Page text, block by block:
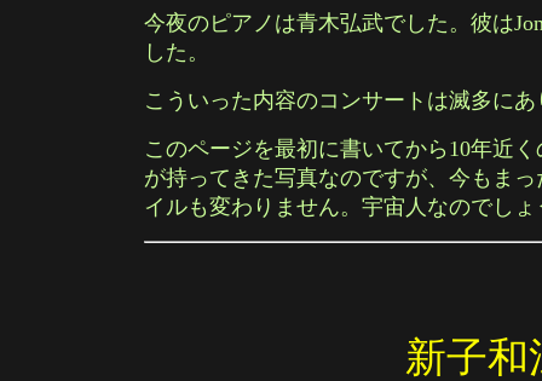
今夜のピアノは青木弘武でした。彼は
した。
こういった内容のコンサートは滅多に
このページを最初に書いてから10年近
が持ってきた写真なのですが、今もま
イルも変わりません。宇宙人なのでしょ
新子